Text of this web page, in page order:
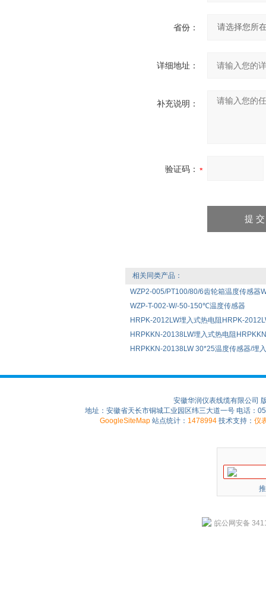
省份：
详细地址：
补充说明：
验证码：
相关同类产品：
WZP2-005/PT100/80/6齿轮箱温度传感器
WZP-T-002-W/-50-150℃温度传感器
HRPK-2012LW埋入式热电阻HRPK-
HRPKKN-20138LW埋入式热电阻
HRPKKN-20138LW 30*25温度传感器/埋
安徽华润仪表线缆有限公司
地址：安徽省天长市铜城工业园区纬三大道一号 电话：
GoogleSiteMap 站点统计： 1478994 技术支持： 仪
皖公网安备